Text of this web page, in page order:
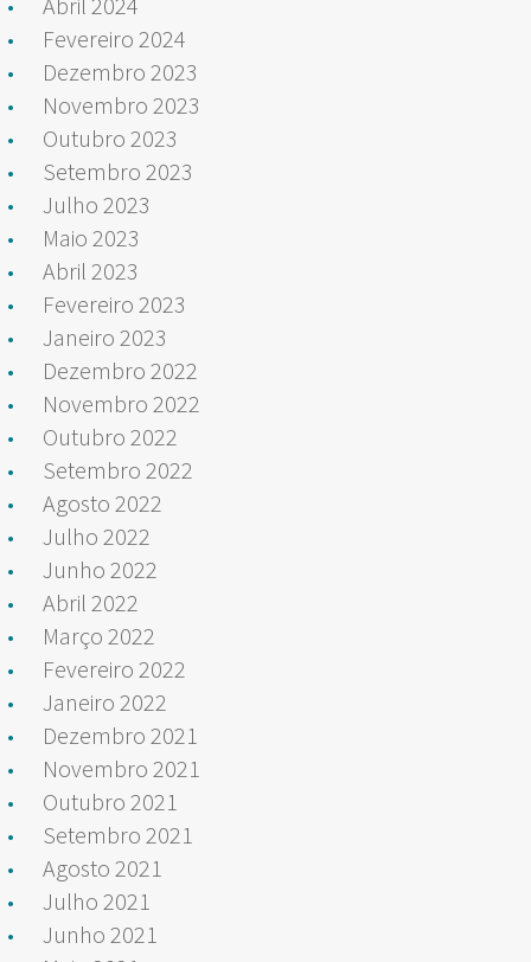
Fevereiro 2024
Dezembro 2023
Novembro 2023
Outubro 2023
Setembro 2023
Julho 2023
Maio 2023
Abril 2023
Fevereiro 2023
Janeiro 2023
Dezembro 2022
Novembro 2022
Outubro 2022
Setembro 2022
Agosto 2022
Julho 2022
Junho 2022
Abril 2022
Março 2022
Fevereiro 2022
Janeiro 2022
Dezembro 2021
Novembro 2021
Outubro 2021
Setembro 2021
Agosto 2021
Julho 2021
Junho 2021